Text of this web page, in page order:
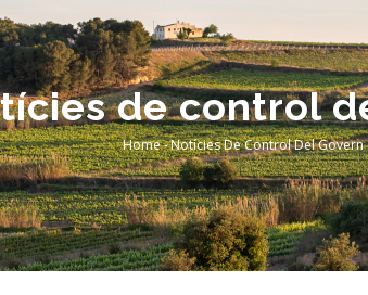
de control
Breadcrumb
Home-Notícies De Control Del Govern